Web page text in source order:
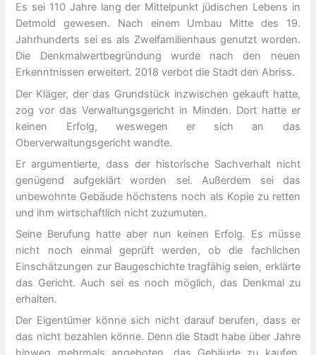
Es sei 110 Jahre lang der Mittelpunkt jüdischen Lebens in
Detmold gewesen. Nach einem Umbau Mitte des 19.
Jahrhunderts sei es als Zweifamilienhaus genutzt worden.
Die Denkmalwertbegründung wurde nach den neuen
Erkenntnissen erweitert. 2018 verbot die Stadt den Abriss.
Der Kläger, der das Grundstück inzwischen gekauft hatte,
zog vor das Verwaltungsgericht in Minden. Dort hatte er
keinen Erfolg, weswegen er sich an das
Oberverwaltungsgericht wandte.
Er argumentierte, dass der historische Sachverhalt nicht
genügend aufgeklärt worden sei. Außerdem sei das
unbewohnte Gebäude höchstens noch als Kopie zu retten
und ihm wirtschaftlich nicht zuzumuten.
Seine Berufung hatte aber nun keinen Erfolg. Es müsse
nicht noch einmal geprüft werden, ob die fachlichen
Einschätzungen zur Baugeschichte tragfähig seien, erklärte
das Gericht. Auch sei es noch möglich, das Denkmal zu
erhalten.
Der Eigentümer könne sich nicht darauf berufen, dass er
das nicht bezahlen könne. Denn die Stadt habe über Jahre